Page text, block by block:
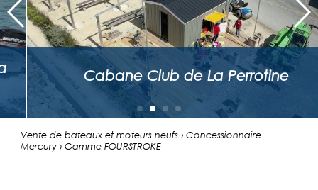
Cabane Club de La Perrotine
Vente de bateaux et moteurs neufs › Concessionnaire
Mercury › Gamme FOURSTROKE